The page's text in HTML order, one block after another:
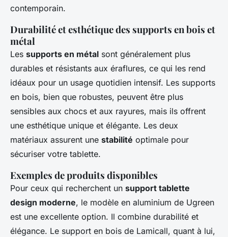
contemporain.
Durabilité et esthétique des supports en bois et
métal
Les supports en métal sont généralement plus
durables et résistants aux éraflures, ce qui les rend
idéaux pour un usage quotidien intensif. Les supports
en bois, bien que robustes, peuvent être plus
sensibles aux chocs et aux rayures, mais ils offrent
une esthétique unique et élégante. Les deux
matériaux assurent une stabilité optimale pour
sécuriser votre tablette.
Exemples de produits disponibles
Pour ceux qui recherchent un support tablette
design moderne, le modèle en aluminium de Ugreen
est une excellente option. Il combine durabilité et
élégance. Le support en bois de Lamicall, quant à lui,